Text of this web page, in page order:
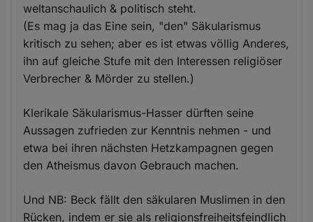
weltanschaulich & politisch steht.
(Es mag ja das Eine sein, "den" Säkularismus
kritisch zu sehen; aber es ist etwas völlig Anderes,
ihn auf gleiche Stufe mit den Interessen religiöser
Verbrecher & Mörder zu stellen.)
Klerikale Säkularismus-Hasser dürften seine
Aussagen zufrieden zur Kenntnis nehmen - und
etwa bei ihren nächsten Hetzkampagnen gegen
den Atheismus davon Gebrauch machen.
Und NB: Beck fällt den säkularen Muslimen in den
Rücken, indem er sie als religionsfreiheitsfeindlich